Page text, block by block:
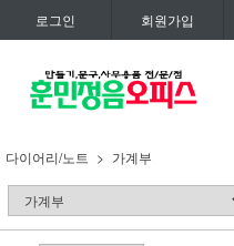
로그인 회원가입
다이어리/노트 가계부